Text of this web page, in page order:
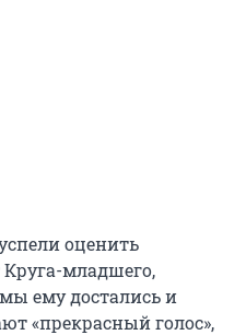
оценить
младшего,
ему достались и
«прекрасный голос»,